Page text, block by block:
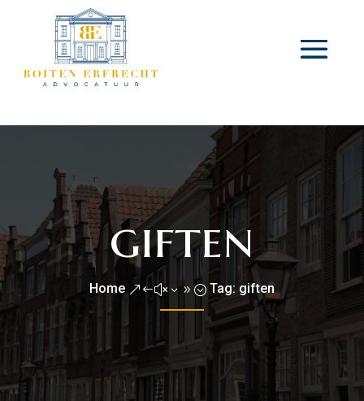
giften
Home &#x39; Tag: giften